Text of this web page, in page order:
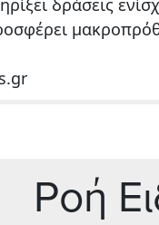
δράσεις
Ρoή